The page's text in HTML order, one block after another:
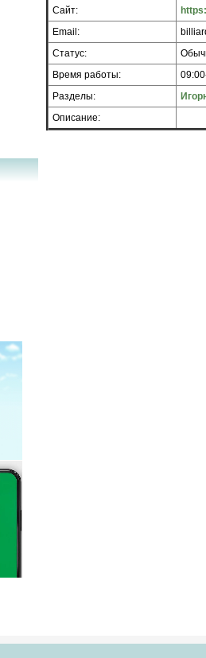
Сайт:
Email:
Статус:
Время работы:
Разделы:
Описание: